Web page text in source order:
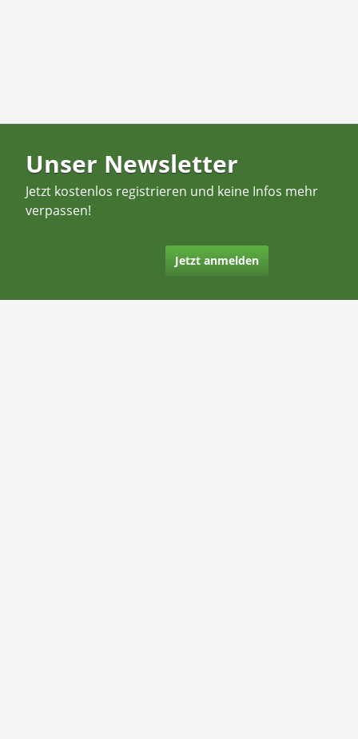
Unser Newsletter
Jetzt kostenlos registrieren und keine Infos mehr
verpassen!
Jetzt anmelden